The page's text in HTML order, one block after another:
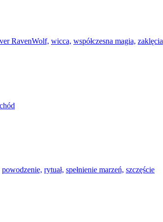
RavenWolf, wicca, współczesna magia, zaklęcia
powodzenie, rytuał, spełnienie marzeń, szczęście